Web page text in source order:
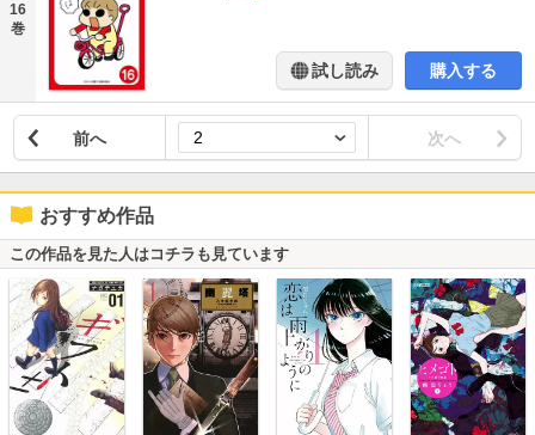
16
巻
試し読み 購入する
前へ 次へ
おすすめ作品
この作品を見た人はコチラも見ています